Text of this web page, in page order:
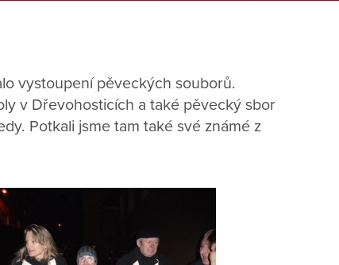
vystoupení pěveckých souborů.
v Dřevohosticích a také pěvecký sbor
Potkali jsme tam také své známé z